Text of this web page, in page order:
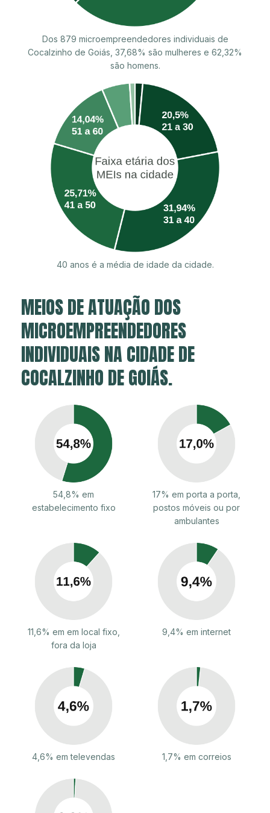
Dos 879 microempreendedores individuais de
Cocalzinho de Goiás, 37,68% são mulheres e 62,32%
são homens.
40 anos é a média de idade da cidade.
MEIOS DE ATUAÇÃO DOS
MICROEMPREENDEDORES
INDIVIDUAIS NA CIDADE DE
COCALZINHO DE GOIÁS.
54,8% em
estabelecimento fixo
17% em porta a porta,
postos móveis ou por
ambulantes
11,6% em em local fixo,
fora da loja
9,4% em internet
4,6% em televendas 1,7% em correios